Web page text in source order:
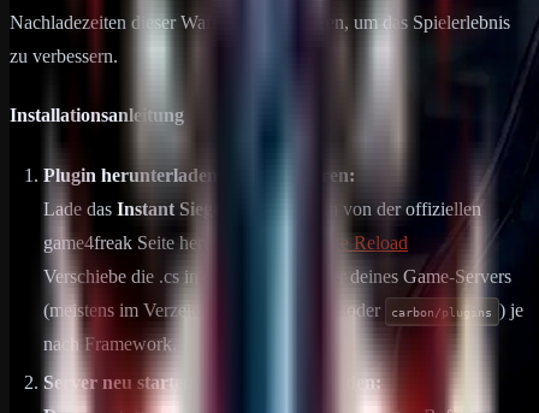
Nachladezeiten dieser Waffen zu optimieren, um das Spielerlebnis
zu verbessern.
Installationsanleitung
Plugin herunterladen und installieren:
Lade das Instant Siege Reload
Plugin von der offiziellen
game4freak Seite herunter:
Instant Siege Reload
Verschiebe die .cs in den Plugin-Ordner deines Game-Servers
(meistens im Verzeichnis
oder carbon/plugins ) je
nach Framework.
Server neu starten oder das Plugin laden: